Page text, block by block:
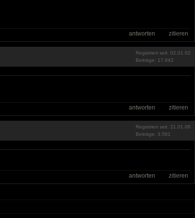
antworten zitieren
Registriert seit: 02.01.02
Beiträge: 17.642
antworten zitieren
Registriert seit: 21.01.08
Beiträge: 3.561
antworten zitieren